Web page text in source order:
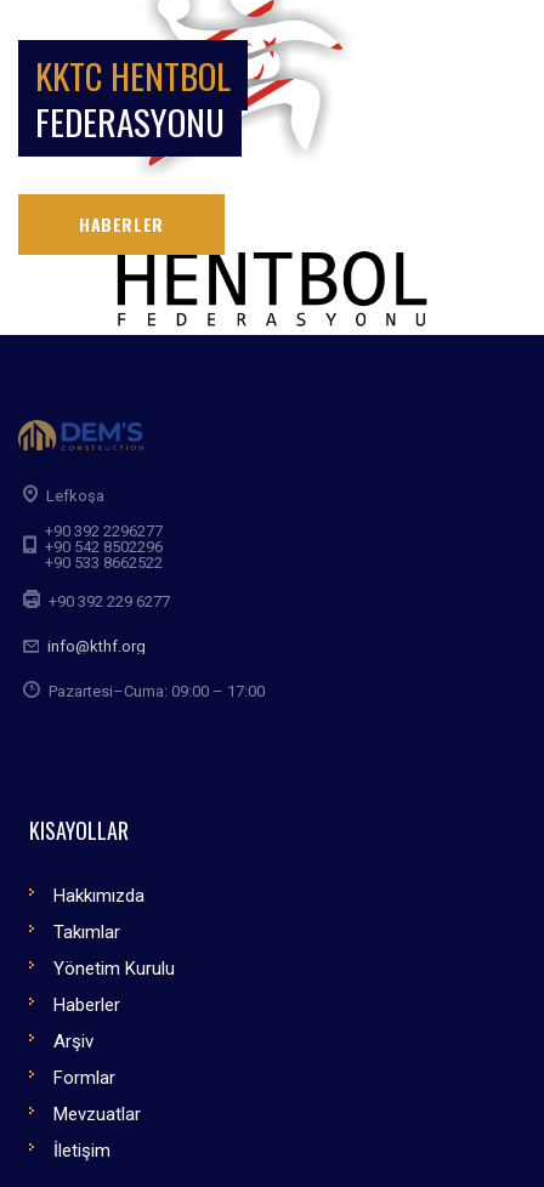
KKTC HENTBOL
FEDERASYONU
HABERLER
Lefkoşa
+90 392 2296277
+90 542 8502296
+90 533 8662522
+90 392 229 6277
info@kthf.org
Pazartesi–Cuma: 09:00 – 17:00
KISAYOLLAR
Hakkımızda
Takımlar
Yönetim Kurulu
Haberler
Arşiv
Formlar
Mevzuatlar
İletişim